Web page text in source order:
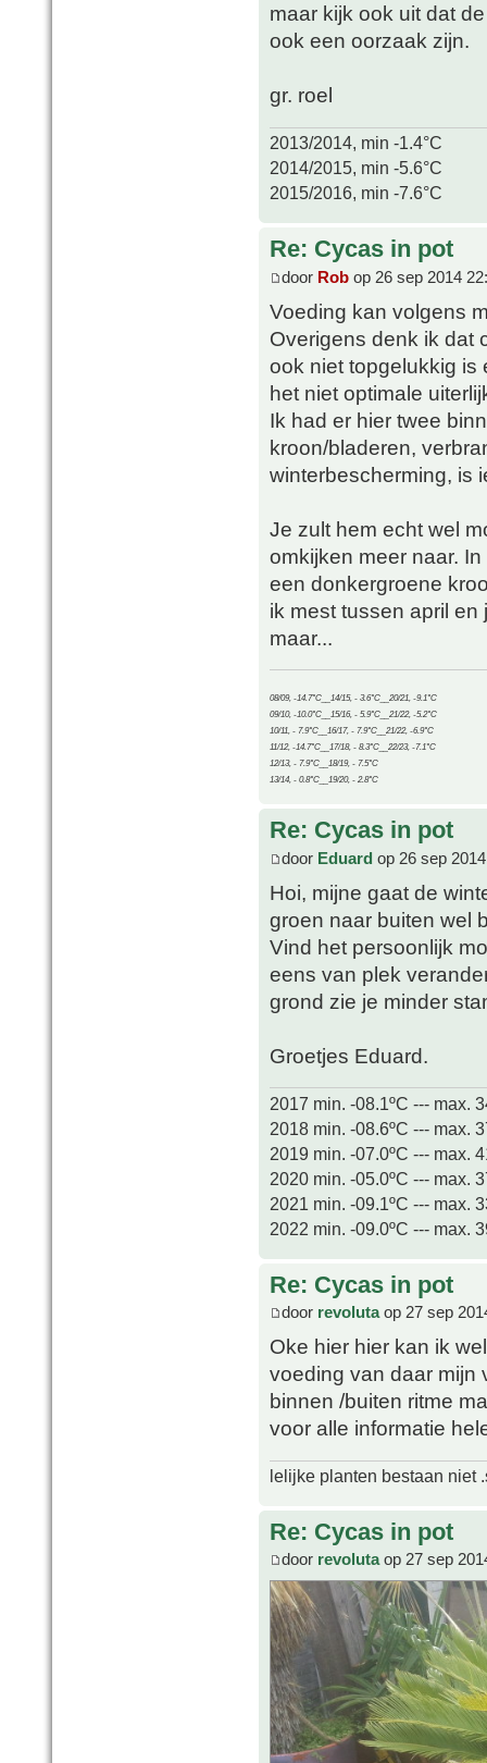
maar kijk ook uit dat
ook een oorzaak zijn.
gr. roel
2013/2014, min -1.4°C
2014/2015, min -5.6°C
2015/2016, min -7.6°C
Re: Cycas in pot
door Rob op 26 sep 2014
Voeding kan volgens
Overigens denk ik dat
ook niet topgelukkig is
het niet optimale
Ik had er hier twee
kroon/bladeren,
winterbescherming, is
Je zult hem echt wel
omkijken meer naar.
een donkergroene
ik mest tussen april
maar...
08/09, -14.7°C__14/15, - 3.6°C__20/21, -9.1°C
09/10, -10.0°C__15/16, - 5.9°C__21/22, -5.2°C
10/11, - 7.9°C__16/17, - 7.9°C__21/22, -6.9°C
11/12, -14.7°C__17/18, - 8.3°C__22/23, -7.1°C
12/13, - 7.9°C__18/19, - 7.5°C
13/14, - 0.8°C__19/20, - 2.8°C
Re: Cycas in pot
door Eduard op 26 sep
Hoi, mijne gaat de
groen naar buiten wel
Vind het persoonlijk
eens van plek
grond zie je minder
Groetjes Eduard.
2017 min. -08.1ºC --- max.
2018 min. -08.6ºC --- max.
2019 min. -07.0ºC --- max.
2020 min. -05.0ºC --- max.
2021 min. -09.1ºC --- max.
2022 min. -09.0ºC --- max.
Re: Cycas in pot
door revolutaop 27 sep
Oke hier hier kan ik
voeding van daar mijn
binnen /buiten ritme
voor alle informatie
lelijke planten bestaan niet
Re: Cycas in pot
door revolutaop 27 sep